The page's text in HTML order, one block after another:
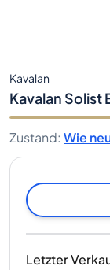
Kavalan
Kavalan Solist
Zustand: Wie
Letzter